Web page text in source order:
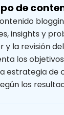
de
insights y
y la revisión
los
estrategia de
los